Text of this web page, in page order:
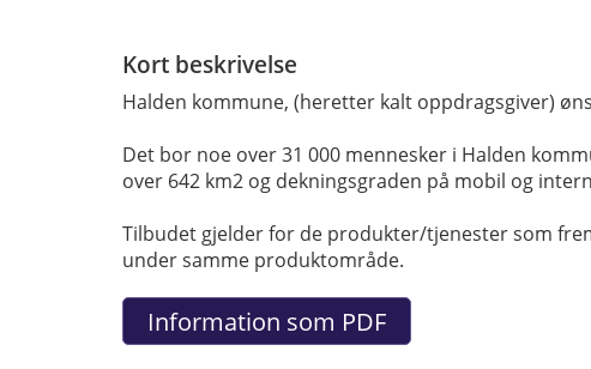
Kort beskrivelse
Halden kommune, (heretter kalt oppdragsgiver)
Det bor noe over 31 000 mennesker i Halden
over 642 km2 og dekningsgraden på mobil og
Tilbudet gjelder for de produkter/tjenester som
under samme produktområde.